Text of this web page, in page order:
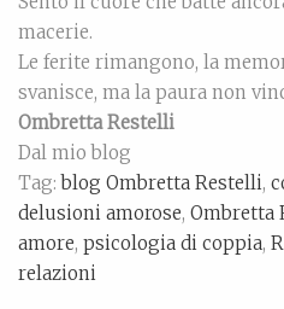
macerie.
Le ferite rimangono, la
svanisce, ma la paura non
Ombretta Restelli
Dal mio blog
Tag:blog Ombretta Restelli,
delusioni amorose, Ombretta
amore, psicologia di coppia,
relazioni